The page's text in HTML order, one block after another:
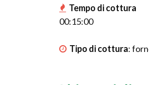
Tempo di cottura
00:15:00
Tipo di cottura: